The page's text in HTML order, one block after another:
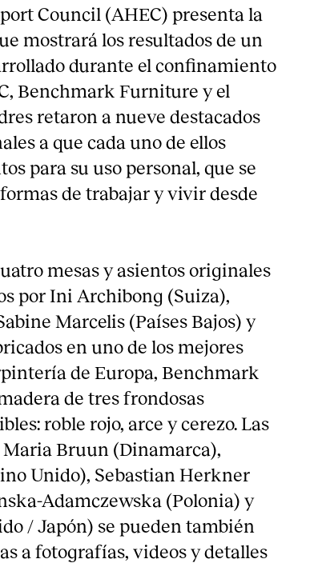
Council (AHEC) presenta la
mostrará los resultados de un
durante el confinamiento
Benchmark Furniture y el
retaron a nueve destacados
a que cada uno de ellos
para su uso personal, que se
de trabajar y vivir desde
mesas y asientos originales
por Ini Archibong (Suiza),
Marcelis (Países Bajos) y
en uno de los mejores
de Europa, Benchmark
de tres frondosas
roble rojo, arce y cerezo. Las
Maria Bruun (Dinamarca),
Unido), Sebastian Herkner
Adamczewska (Polonia) y
/ Japón) se pueden también
a fotografías, videos y detalles